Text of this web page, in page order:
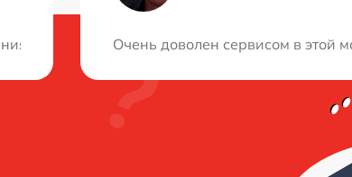
работ! Профессиональный сервис, цены
Очень доволен сервисом в этой